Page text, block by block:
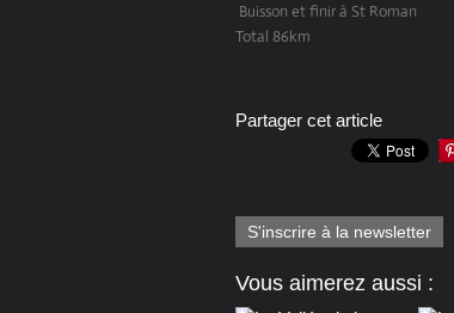
Buisson et finir à St Roman
Total 86km
Partager cet article
S'inscrire à la newsletter
Vous aimerez aussi :